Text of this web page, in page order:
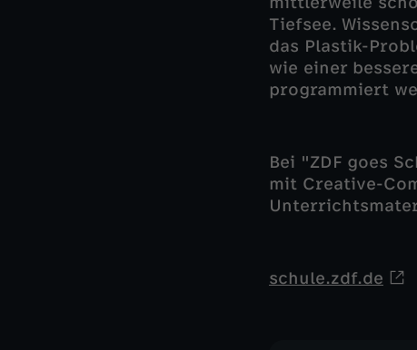
Tiefsee.
das Plastik-
wie einer
programmiert
Bei "ZDF goes
mit Creative-
schule.zdf.de